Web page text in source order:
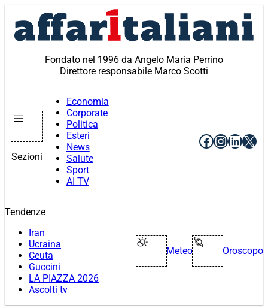
contenuto
Fondato nel 1996 da Angelo Maria Perrino
Direttore responsabile Marco Scotti
Sezioni
Economia
Corporate
Politica
Esteri
News
Salute
Sport
AI TV
Facebook
X
Tendenze
Iran
Ucraina
Ceuta
Guccini
LA PIAZZA 2026
Ascolti tv
Meteo Oroscopo